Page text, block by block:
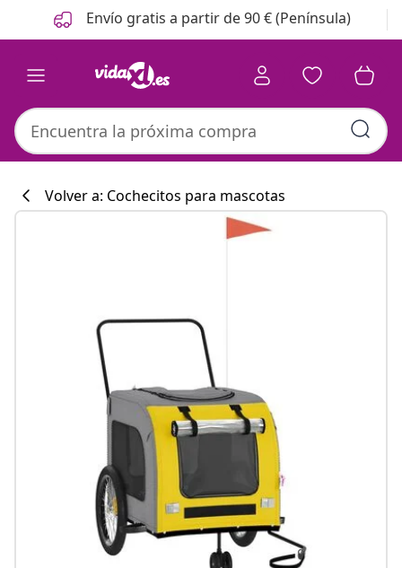
Anterior
Siguiente Envío gratis a partir de 90 € (Península)
#sharemevidaxl
Volver a: Cochecitos para mascotas